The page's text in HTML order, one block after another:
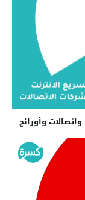
وأورانج